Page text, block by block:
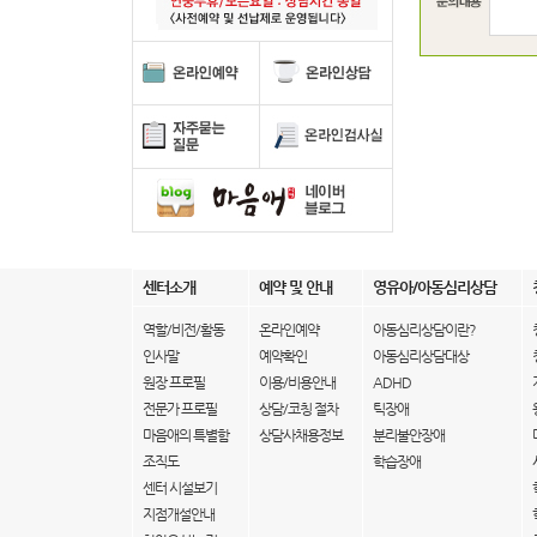
센터소개 예약 및 안내 영유아/아동심리상담
역할/비전/활동
인사말
원장 프로필
전문가 프로필
마음애의 특별함
조직도
센터 시설보기
지점개설안내
온라인예약
예약확인
이용/비용안내
상담/코칭 절차
상담사채용정보
아동심리상담이란?
아동심리상담대상
ADHD
틱장애
분리불안장애
학습장애